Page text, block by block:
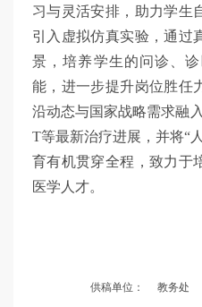
习与灵活安排，助力学生
引入虚拟仿真实验，通过
景，培养学生的问诊、
能，进一步提升岗位胜任
沿动态与国家战略需求融
T等最新治疗进展，并将“
育有机贯穿全程，致力于
医学人才。
供稿单位： 教务处